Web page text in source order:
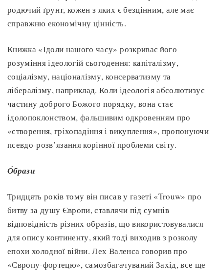
родючий ґрунт, кожен з яких є безцінним, але має
справжню економічну цінність.
Книжка «Ідоли нашого часу» розкриває його
розуміння ідеологій сьогодення: капіталізму,
соціалізму, націоналізму, консерватизму та
лібералізму, наприклад. Коли ідеологія абсолютизує
частину доброго Божого порядку, вона стає
ідолопоклонством, фальшивим одкровенням про
«створення, гріхопадіння і викуплення», пропонуючи
псевдо-розв’язання корінної проблеми світу.
О́брази
Тридцять років тому він писав у газеті «Trouw» про
битву за душу Європи, ставлячи під сумнів
відповідність різних образів, що використовувалися
для опису континенту, який тоді виходив з розколу
епохи холодної війни. Лех Валенса говорив про
«Європу-фортецю», самозбагачуваний Захід, все ще